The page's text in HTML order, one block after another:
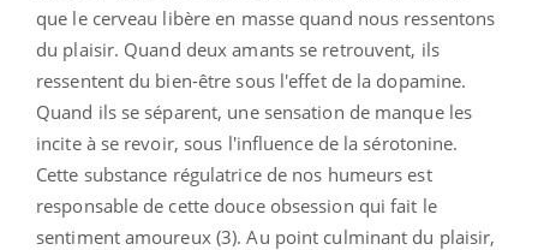
que le cerveau libère en masse quand nous ressentons
du plaisir. Quand deux amants se retrouvent, ils
ressentent du bien-être sous l'effet de la dopamine.
Quand ils se séparent, une sensation de manque les
incite à se revoir, sous l'influence de la sérotonine.
Cette substance régulatrice de nos humeurs est
responsable de cette douce obsession qui fait le
sentiment amoureux (3). Au point culminant du plaisir,